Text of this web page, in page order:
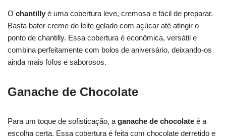
O chantilly é uma cobertura leve, cremosa e fácil de preparar.
Basta bater creme de leite gelado com açúcar até atingir o
ponto de chantilly. Essa cobertura é econômica, versátil e
combina perfeitamente com bolos de aniversário, deixando-os
ainda mais fofos e saborosos.
Ganache de Chocolate
Para um toque de sofisticação, a ganache de chocolate é a
escolha certa. Essa cobertura é feita com chocolate derretido e